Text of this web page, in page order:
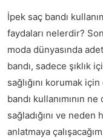
İpek saç bandı
faydaları nelerdir?
moda dünyasında
bandı, sadece şıklık
sağlığını korumak
bandı kullanımının
sağladığını ve
anlatmaya